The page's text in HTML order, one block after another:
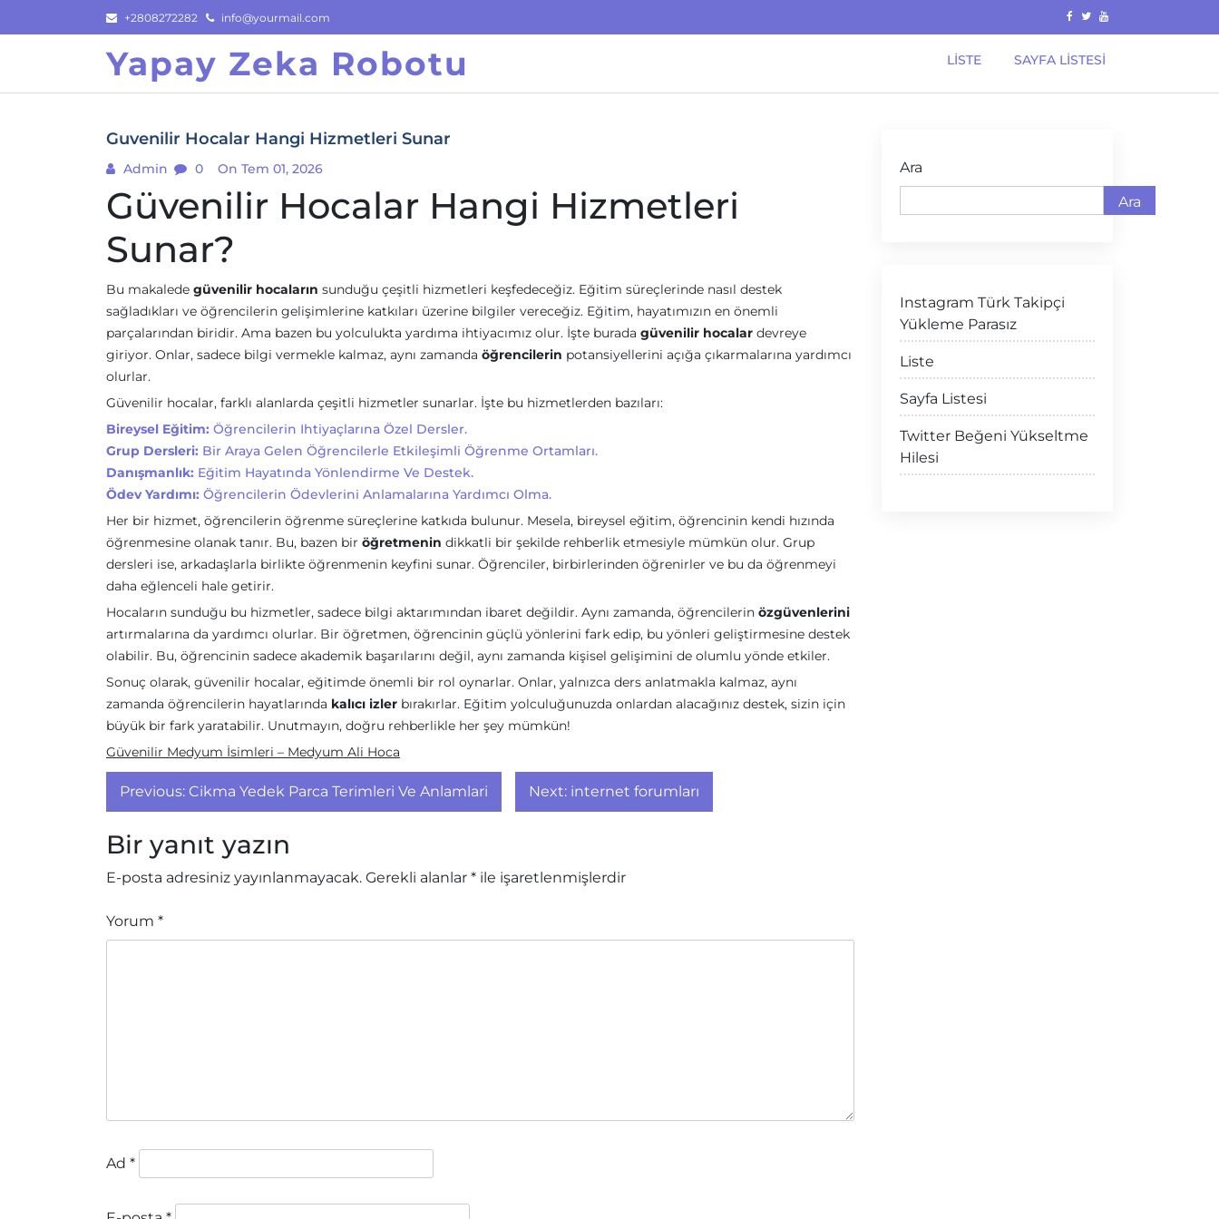
to
+2808272282 info@yourmail.com
Yapay Zeka Robotu LISTE SAYFA LISTESI
Guvenilir Hocalar Hangi Hizmetleri Sunar
Admin 0 On Tem 01, 2026
Güvenilir Hocalar Hangi Hizmetleri
Sunar?
Bu makalede güvenilir hocaların sunduğu çeşitli hizmetleri keşfedeceğiz. Eğitim süreçlerinde nasıl destek
sağladıkları ve öğrencilerin gelişimlerine katkıları üzerine bilgiler vereceğiz. Eğitim, hayatımızın en önemli
parçalarından biridir. Ama bazen bu yolculukta yardıma ihtiyacımız olur. İşte burada güvenilir hocalar devreye
giriyor. Onlar, sadece bilgi vermekle kalmaz, aynı zamanda öğrencilerin potansiyellerini açığa çıkarmalarına yardımcı
olurlar.
Güvenilir hocalar, farklı alanlarda çeşitli hizmetler sunarlar. İşte bu hizmetlerden bazıları:
Bireysel Eğitim: Öğrencilerin Ihtiyaçlarına Özel Dersler.
Grup Dersleri: Bir Araya Gelen Öğrencilerle Etkileşimli Öğrenme Ortamları.
Danışmanlık: Eğitim Hayatında Yönlendirme Ve Destek.
Ödev Yardımı: Öğrencilerin Ödevlerini Anlamalarına Yardımcı Olma.
Her bir hizmet, öğrencilerin öğrenme süreçlerine katkıda bulunur. Mesela, bireysel eğitim, öğrencinin kendi hızında
öğrenmesine olanak tanır. Bu, bazen bir öğretmenin dikkatli bir şekilde rehberlik etmesiyle mümkün olur. Grup
dersleri ise, arkadaşlarla birlikte öğrenmenin keyfini sunar. Öğrenciler, birbirlerinden öğrenirler ve bu da öğrenmeyi
daha eğlenceli hale getirir.
Hocaların sunduğu bu hizmetler, sadece bilgi aktarımından ibaret değildir. Aynı zamanda, öğrencilerin özgüvenlerini
artırmalarına da yardımcı olurlar. Bir öğretmen, öğrencinin güçlü yönlerini fark edip, bu yönleri geliştirmesine destek
olabilir. Bu, öğrencinin sadece akademik başarılarını değil, aynı zamanda kişisel gelişimini de olumlu yönde etkiler.
Sonuç olarak, güvenilir hocalar, eğitimde önemli bir rol oynarlar. Onlar, yalnızca ders anlatmakla kalmaz, aynı
zamanda öğrencilerin hayatlarında kalıcı izler bırakırlar. Eğitim yolculuğunuzda onlardan alacağınız destek, sizin için
büyük bir fark yaratabilir. Unutmayın, doğru rehberlikle her şey mümkün!
Güvenilir Medyum İsimleri – Medyum Ali Hoca
Yazı
gezinmesi
Previous: Cikma Yedek Parca Terimleri Ve Anlamlari Next: internet forumları
Bir yanıt yazın
E-posta adresiniz yayınlanmayacak. Gerekli alanlar * ile işaretlenmişlerdir
Yorum *
Ad *
Ara
Ara
Instagram Türk Takipçi
Yükleme Parasız
Liste
Sayfa Listesi
Twitter Beğeni Yükseltme
Hilesi